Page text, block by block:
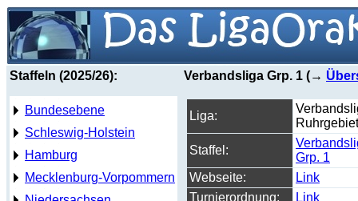
Staffeln (2025/26):
Bundesebene
Schleswig-Holstein
Hamburg
Mecklenburg-Vorpommern
Verbandsliga Grp. 1 (→
Liga:
Ruhrgebiet
Staffel:
Grp. 1
Webseite:
Link
Turnierordnung:
Link